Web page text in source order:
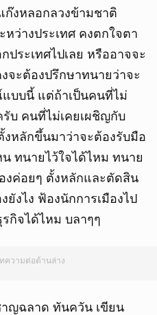
ก๊งหลอกลวงข้ามชาติ
ว่างประเทศ คงตกใจตา
ระเทศไปเลย หรืออาจจะ
จะต้องปรึกษาทนายว่าจะ
บบนี้ แต่ถ้าเป็นคนที่ไม่
บ คนที่ไม่เคยเผชิญกับ
หลักขึ้นมาว่าจะต้องรับมือ
ทนายไว้ใจได้ไหม ทนาย
งค่อยๆ ตั้งหลักและตัดสิน
งไง ฟ้องนักการเมืองไป
กิจได้ไหม บลาๆๆ
วามต่อด้านล่าง
ญฉลาด ทันควัน เขียน